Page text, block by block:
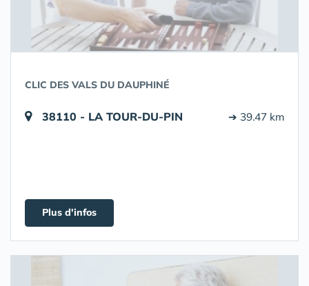
CLIC DES VALS DU DAUPHINÉ
38110 - LA TOUR-DU-PIN ➔ 39.47 km
Plus d'infos